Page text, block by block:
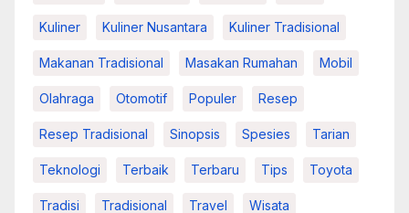
Kuliner Kuliner Nusantara Kuliner Tradisional
Makanan Tradisional Masakan Rumahan Mobil
Olahraga Otomotif Populer Resep
Resep Tradisional Sinopsis Spesies Tarian
Teknologi Terbaik Terbaru Tips Toyota
Tradisi Tradisional Travel Wisata